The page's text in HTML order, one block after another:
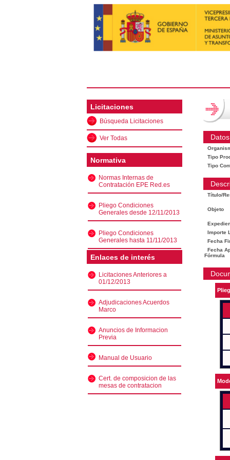
Licitaciones
Búsqueda Licitaciones
Ver Todas
Normativa
Normas Internas de
Contratación EPE Red.es
Pliego Condiciones
Generales desde 12/11/2013
Pliego Condiciones
Generales hasta 11/11/2013
Enlaces de interés
Licitaciones Anteriores a
01/12/2013
Adjudicaciones Acuerdos
Marco
Anuncios de Informacion
Previa
Manual de Usuario
Cert. de composicion de las
mesas de contratacion
Tipo
Tipo
Título/
Objeto
Importe
Fecha
Fecha
Fórmula